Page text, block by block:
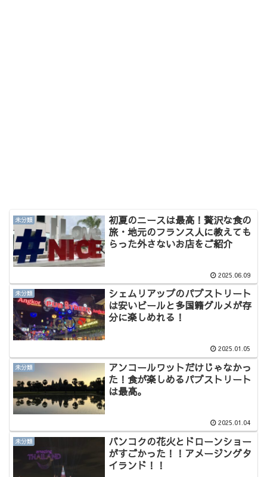
未分類
初夏のニースは最高！贅沢な食の
旅・地元のフランス人に教えても
らった外さないお店をご紹介
2025.06.09
未分類
シェムリアップのパブストリート
は安いビールと多国籍グルメが存
分に楽しめれる！
2025.01.05
未分類
アンコールワットだけじゃなかっ
た！食が楽しめるパブストリート
は最高。
2025.01.04
未分類
バンコクの花火とドローンショー
がすごかった！！アメージングタ
イランド！！